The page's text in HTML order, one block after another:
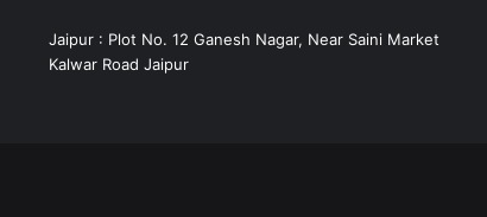
Jaipur : Plot No. 12 Ganesh Nagar, Near Saini Market
Kalwar Road Jaipur